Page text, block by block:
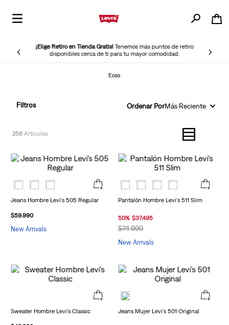
¡Elige Retiro en Tienda Gratis!Tenemos más puntos de retiro
disponibles cerca de ti para tu mayor comodidad.
Eoss
Filtros Ordenar PorMás Reciente
258
Jeans Hombre Levi's 505 Regular
$59.990
New Arrivals
Pantalón Hombre Levi's 511 Slim
50% $37.495
$74.990
New Arrivals
Sweater Hombre Levi's Classic Jeans Mujer Levi's 501 Original